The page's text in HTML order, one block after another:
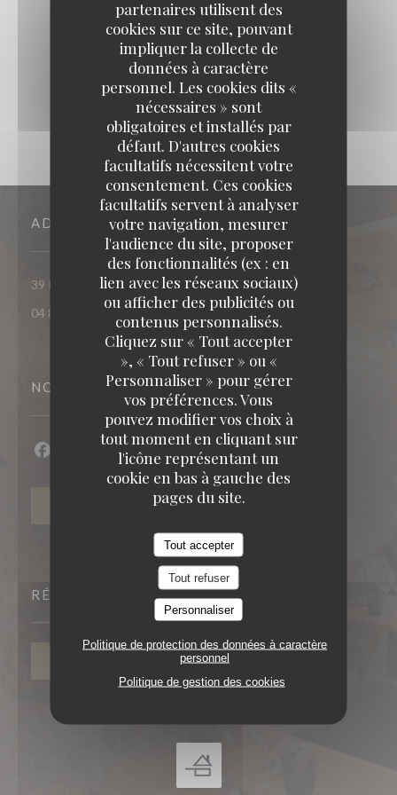
partenaires utilisent des
cookies sur ce site, pouvant
impliquer la collecte de
données à caractère
personnel. Les cookies dits «
nécessaires » sont
obligatoires et installés par
défaut. D'autres cookies
facultatifs nécessitent votre
consentement. Ces cookies
facultatifs servent à analyser
votre navigation, mesurer
l'audience du site, proposer
des fonctionnalités (ex : en
lien avec les réseaux sociaux)
ou afficher des publicités ou
contenus personnalisés.
Cliquez sur « Tout accepter
», « Tout refuser » ou «
Personnaliser » pour gérer
vos préférences. Vous
pouvez modifier vos choix à
tout moment en cliquant sur
l'icône représentant un
cookie en bas à gauche des
pages du site.
Tout accepter
Tout refuser
Personnaliser
Politique de protection des données à caractère
personnel
Politique de gestion des cookies
ADRESSE
39 Rue des Arènes 13200 Arles((ouvre une nouvelle fenêtre))
04 84 84 91 70
NOUS SUIVRE
Facebook ((ouvre une nouvelle fenêtre))
Instagram ((ouvre une nouvelle fenêtre))
NEWSLETTER
RÉSERVATION